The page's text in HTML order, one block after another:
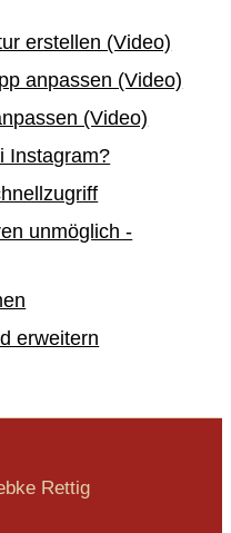
erstellen (Video)
anpassen (Video)
(Video)
Instagram?
unmöglich -
erweitern
Rettig